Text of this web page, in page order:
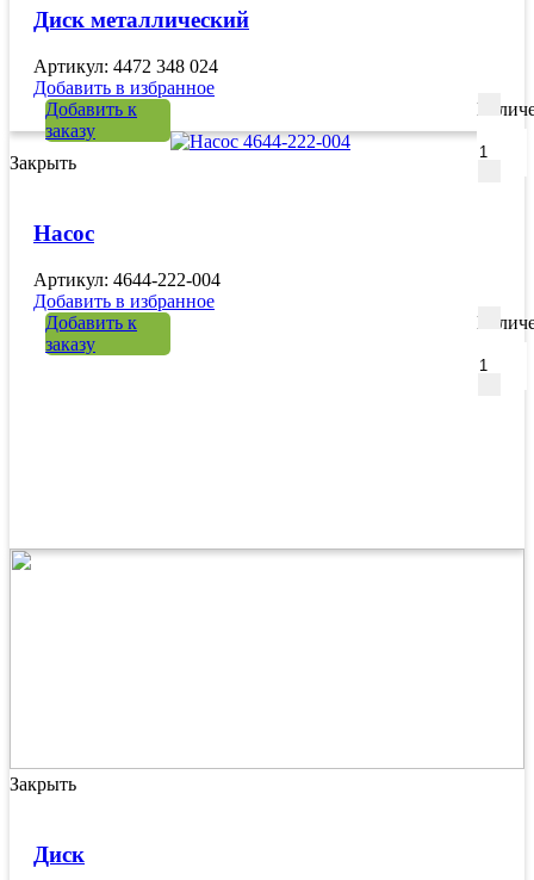
Диск металлический
Артикул: 4472 348 024
Добавить в избранное
Добавить к
заказу
Закрыть
Насос
Артикул: 4644-222-004
Добавить в избранное
Добавить к
заказу
Закрыть
Диск